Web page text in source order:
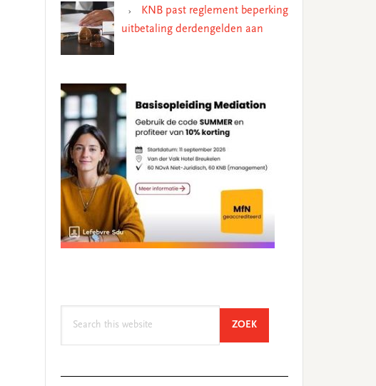
KNB past reglement beperking
uitbetaling derdengelden aan
ZOEKSEARCH